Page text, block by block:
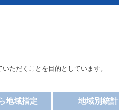
ただくことを目的としています。
地域別統計
地域指定